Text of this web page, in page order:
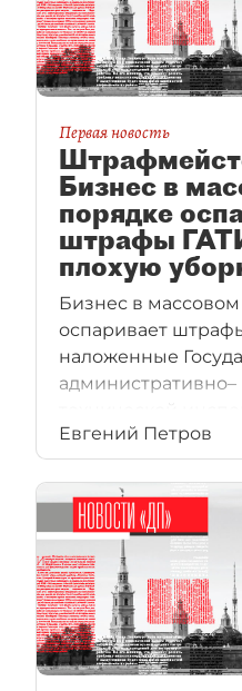
Первая новость
Бизнес в
порядке
штрафы
плохую
Бизнес в
оспаривает
наложенные
административно–
(ГАТИ) за плохую
в январе–марте
С февраля по
в картотеке
судов
свыше 750 исков, в
и от бюджетных
Рассмотрение
завершено,
в пользу истцов:
Евгений Петров